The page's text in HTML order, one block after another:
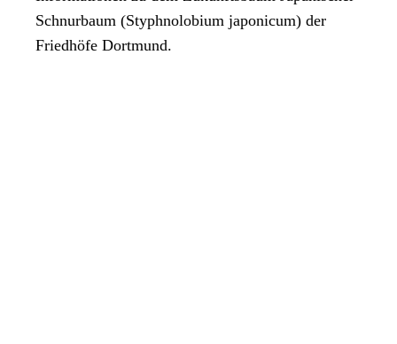
Schnurbaum (Styphnolobium japonicum) der
Friedhöfe Dortmund.